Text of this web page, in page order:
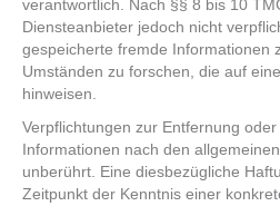
verantwortlich. Nach §§ 8 bis 10
Diensteanbieter jedoch nicht
gespeicherte fremde Informationen
Umständen zu forschen, die auf
hinweisen.
Verpflichtungen zur Entfernung
Informationen nach den
unberührt. Eine diesbezügliche
Zeitpunkt der Kenntnis einer